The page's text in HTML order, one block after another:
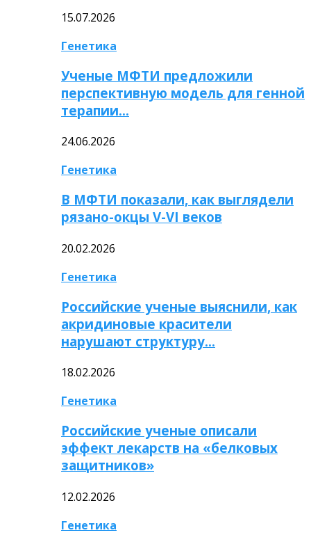
15.07.2026
Генетика
Ученые МФТИ предложили
перспективную модель для генной
терапии…
24.06.2026
Генетика
В МФТИ показали, как выглядели
рязано-окцы V-VI веков
20.02.2026
Генетика
Российские ученые выяснили, как
акридиновые красители
нарушают структуру…
18.02.2026
Генетика
Российские ученые описали
эффект лекарств на «белковых
защитников»
12.02.2026
Генетика